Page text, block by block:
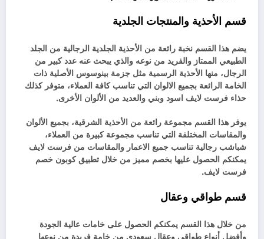
قسم الأحذية والمنتجات الجلدية
يضم هذا القسم نخبة رائعة من الأحذية الجلدية الرجالية من الجلد
الطبيعي الممتاز والفريد من نوعه والذي يبحث عنه عدد كبير من
الرجال، منها الأحذية الرسمية مثل جزمة بينوسوس الأصلية ذات
الخامة الرائعة بجميع الالوان التي تناسب كافة العملاء، متوفر كذلك
حذاء فرست لايف اسود وبني والعديد من الألوان الأخرى.
يوفر هذا القسم مجموعة رائعة من الأحذية الشرقية، بجميع الألوان
والمقاسات المختلفة التي تناسب مجموعة كبيرة من العملاء،
شباشب رجالية تناسب جميع الاعمار والمقاسات من فرست لايف
يمكنكم الحصول عليها بخصم مميز من خلال تطبيق كوبون خصم
فرست لايف.
قسم طواقي وعقال
من خلال هذا القسم يمكنكم الحصول على خامات عالية الجودة